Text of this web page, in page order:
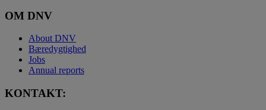
OM DNV
About DNV
Bæredygtighed
Jobs
Annual reports
KONTAKT: